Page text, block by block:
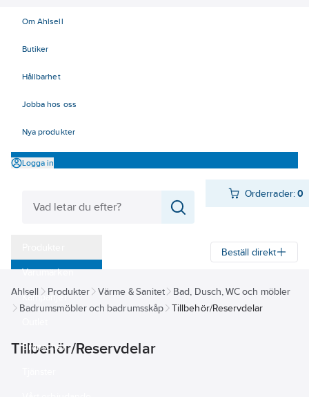
Om Ahlsell
Butiker
Hållbarhet
Jobba hos oss
Nya produkter
Logga in
Orderrader:0
Varumärken
Kampanjer
Branscher
Beställ direkt
Ahlsell Produkter Värme & Sanitet
Bad, Dusch, WC och möbler
Badrumsmöbler och badrumsskåp
Tillbehör/Reservdelar
Tillbehör/Reservdelar